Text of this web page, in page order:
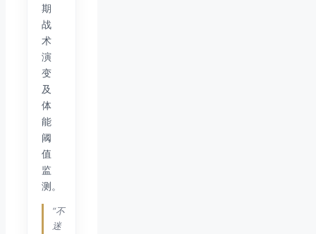
期
战
术
演
变
及
体
能
阈
值
监
测。
“不
迷